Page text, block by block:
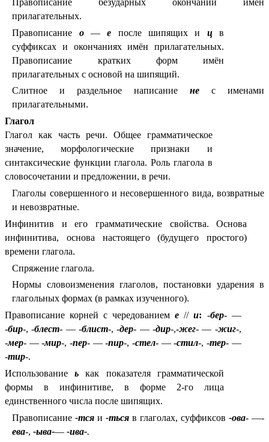
прилагательных.
Правописание о—е после шипящих и цв
суффиксах и окончаниях имён прилагательных.
Правописание кратких форм имён
прилагательных с основой на шипящий.
Слитное и раздельное написаниенес именами
прилагательными.
Глагол
Глагол как часть речи. Общее грамматическое
значение, морфологические признаки и
синтаксические функции глагола. Роль глагола в
словосочетании и предложении, в речи.
Глаголы совершенного и несовершенного вида, возвратные
и невозвратные.
Инфинитив и его грамматические свойства. Основа
инфинитива, основа настоящего (будущего простого)
времени глагола.
Спряжение глагола.
Нормы словоизменения глаголов, постановки ударения в
глагольных формах (в рамках изученного).
Правописание корней с чередованиеме //и: -бер- —
-бир-, -блест- — -блист-, -дер- — -дир-,-жег- — -жиг-,
-мер- — -мир-, -пер- — -пир-, -стел- — -стил-, -тер- —
-тир-.
Использованиеь как показателя грамматической
формы в инфинитиве, в форме 2-го лица
единственного числа после шипящих.
Правописание-тся и-ться в глаголах, суффиксов-ова- —-
ева-,-ыва-—-ива-.